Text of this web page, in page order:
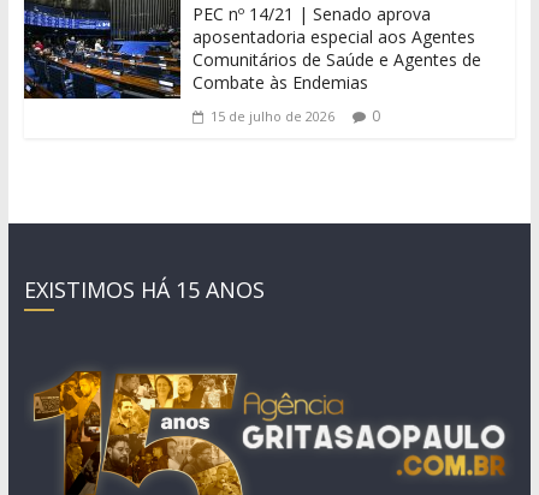
PEC nº 14/21 | Senado aprova
aposentadoria especial aos Agentes
Comunitários de Saúde e Agentes de
Combate às Endemias
15 de julho de 2026 0
EXISTIMOS HÁ 15 ANOS